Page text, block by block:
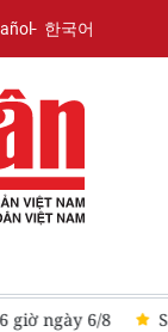
한국어
vùng nguy cơ sạt lở